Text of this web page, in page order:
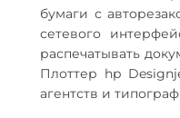
бумаги с
сетевого
распечатывать
Плоттер hp
агентств и